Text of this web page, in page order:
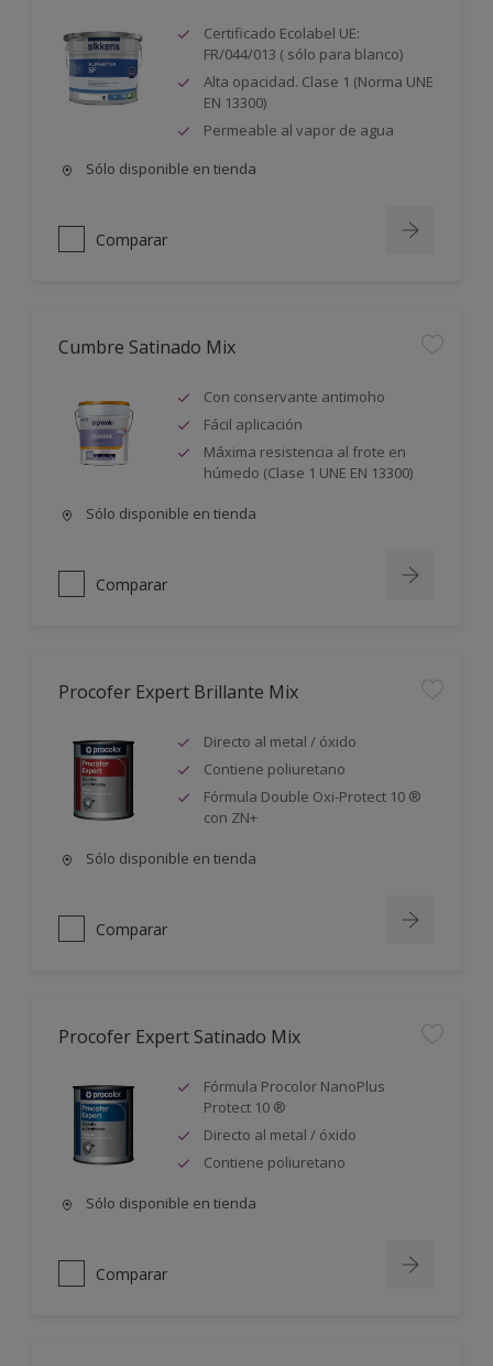
Certificado Ecolabel UE:
FR/044/013 ( sólo para blanco)
Alta opacidad. Clase 1 (Norma UNE
EN 13300)
Permeable al vapor de agua
Sólo disponible en tienda
Comparar
Cumbre Satinado Mix
Con conservante antimoho
Fácil aplicación
Máxima resistencia al frote en
húmedo (Clase 1 UNE EN 13300)
Sólo disponible en tienda
Comparar
Procofer Expert Brillante Mix
Directo al metal / óxido
Contiene poliuretano
Fórmula Double Oxi-Protect 10 ®
con ZN+
Sólo disponible en tienda
Comparar
Procofer Expert Satinado Mix
Fórmula Procolor NanoPlus
Protect 10 ®
Directo al metal / óxido
Contiene poliuretano
Sólo disponible en tienda
Comparar